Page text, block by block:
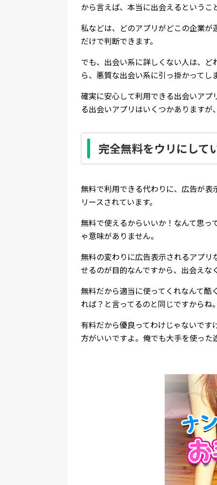
から言えば、本当に出会えるというこ
私などは、どのアプリがどこの企業
だけで判断できます。
でも、出会い系に詳しくない人は、
ら、悪質な出会い系に引っ掛かって
確実に安心して利用できる出会いア
る出会いアプリはいくつかあります
完全無料をウリにして
無料で利用できる代わりに、広告が
リースされています。
無料で使えるからいいか！なんて思
ゃ意味がありません。
無料の変わりに広告表示されるアプ
せるのが目的なんですから、出会えな
無料だから適当に使ってくれなんて酷
れば？と言ってるのと同じですからね
有料だから優良ってわけじゃないで
方がいいですよ。俺でも大手を使っ